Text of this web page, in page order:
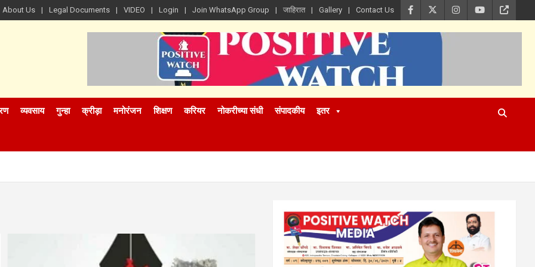
About Us Legal Documents VIDEO Login Join WhatsApp Group जाहिरात Gallery Contact Us
व्यवसाय गुन्हा क्रीड़ा मनोरंजन शिक्षण करियर नोकरीच्या संधी संपादकीय इतर